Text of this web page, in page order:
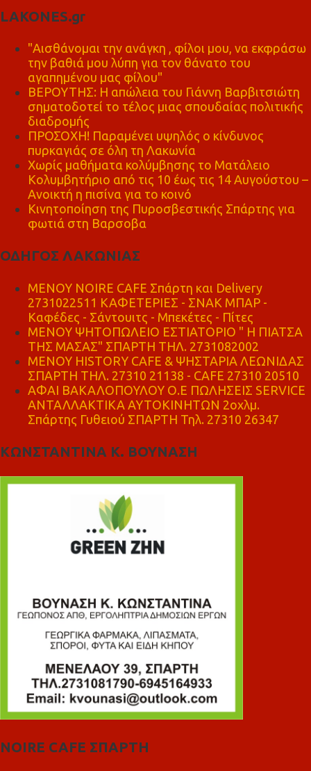
LAKONES.gr
"Αισθάνομαι την ανάγκη , φίλοι μου, να εκφράσω
την βαθιά μου λύπη για τον θάνατο του
αγαπημένου μας φίλου"
ΒΕΡΟΥΤΗΣ: Η απώλεια του Γιάννη Βαρβιτσιώτη
σηματοδοτεί το τέλος μιας σπουδαίας πολιτικής
διαδρομής
ΠΡΟΣΟΧΗ! Παραμένει υψηλός ο κίνδυνος
πυρκαγιάς σε όλη τη Λακωνία
Χωρίς μαθήματα κολύμβησης το Ματάλειο
Κολυμβητήριο από τις 10 έως τις 14 Αυγούστου –
Ανοικτή η πισίνα για το κοινό
Κινητοποίηση της Πυροσβεστικής Σπάρτης για
φωτιά στη Βαρσοβα
ΟΔΗΓΟΣ ΛΑΚΩΝΙΑΣ
MENOY NOIRE CAFE Σπάρτη και Delivery
2731022511 ΚΑΦΕΤΕΡΙΕΣ - ΣΝΑΚ ΜΠΑΡ -
Καφέδες - Σάντουιτς - Μπεκέτες - Πίτες
ΜΕΝΟΥ ΨΗΤΟΠΩΛΕΙΟ ΕΣΤΙΑΤΟΡΙΟ " Η ΠΙΑΤΣΑ
ΤΗΣ ΜΑΣΑΣ" ΣΠΑΡΤΗ ΤΗΛ. 2731082002
ΜΕΝΟΥ HISTORY CAFE & ΨΗΣΤΑΡΙΑ ΛΕΩΝΙΔΑΣ
ΣΠΑΡΤΗ ΤΗΛ. 27310 21138 - CAFE 27310 20510
ΑΦΑΙ ΒΑΚΑΛΟΠΟΥΛΟΥ Ο.Ε ΠΩΛΗΣΕΙΣ SERVICE
ΑΝΤΑΛΛΑΚΤΙΚΑ ΑΥΤΟΚΙΝΗΤΩΝ 2οχλμ.
Σπάρτης Γυθειού ΣΠΑΡΤΗ Τηλ. 27310 26347
ΚΩΝΣΤΑΝΤΙΝΑ Κ. ΒΟΥΝΑΣΗ
NOIRE CAFE ΣΠΑΡΤΗ